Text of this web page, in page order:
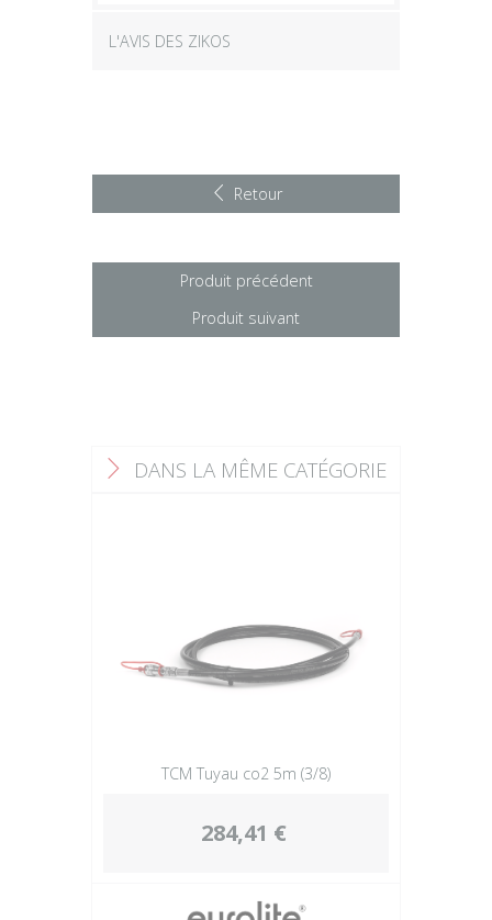
L'AVIS DES ZIKOS
Retour
Produit précédent
Produit suivant
F DANS LA MÊME CATÉGORIE
TCM Tuyau co2 5m (3/8)
284,41 €